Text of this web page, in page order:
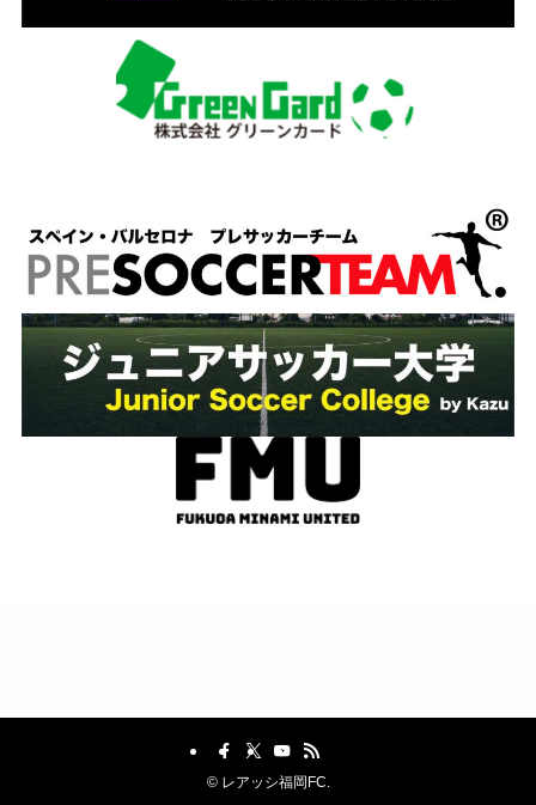
©レアッシ福岡FC.